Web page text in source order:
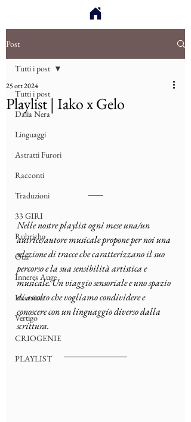
Post
Tutti i post
Dalia Nera
Linguaggi
Astratti Furori
Racconti
Traduzioni
33 GIRI
Rubriche
Ötzi
Inneres Auge
Interviste
Vertigo
CRIOGENIE
PLAYLIST
Tutti i post
Playlist | Iako x Gelo
25 ott 2024
Nelle nostre playlist ogni mese una/un
autrice/autore musicale propone per noi una
selezione di tracce che caratterizzano il suo
percorso e la sua sensibilità artistica e
musicale. Un viaggio sensoriale e uno spazio
di ascolto che vogliamo condividere e
conoscere con un linguaggio diverso dalla
scrittura.